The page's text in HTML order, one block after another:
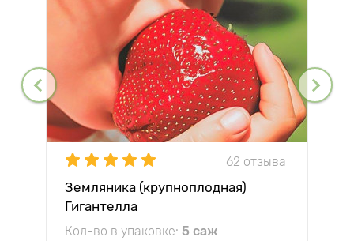
62 отзыва
Земляника (крупноплодная)
Гигантелла
Кол-во в упаковке: 5 саж